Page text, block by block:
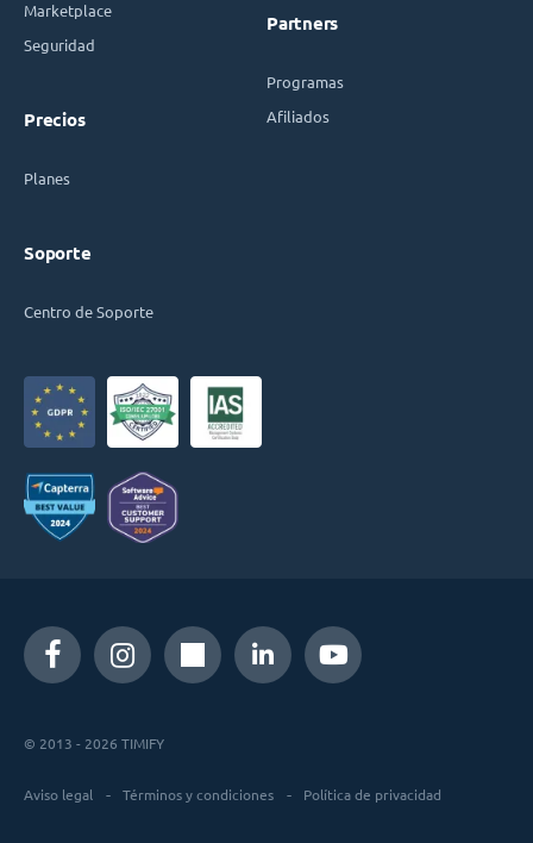
Marketplace
Seguridad
Precios
Planes
Soporte
Centro de Soporte
Partners
Programas
Afiliados
© 2013 - 2026 TIMIFY
Aviso legal Términos y condiciones Política de privacidad